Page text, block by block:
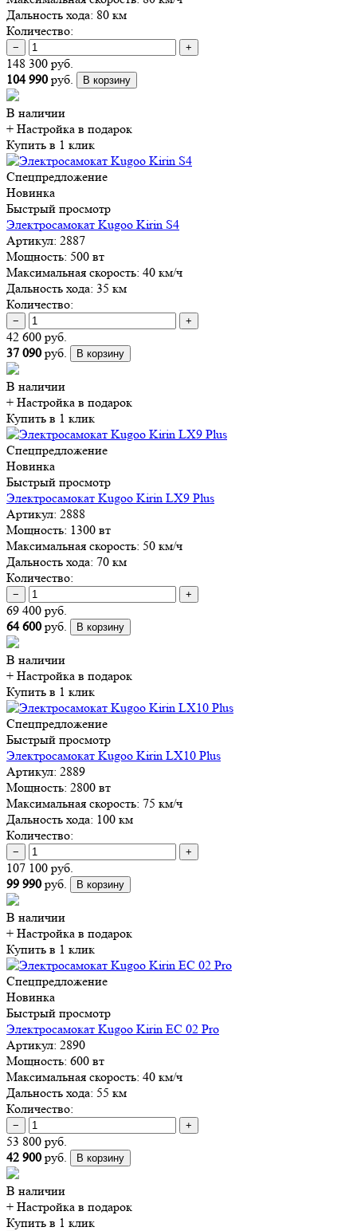
Дальность хода: 80 км
Количество:
− +
148 300 руб.
104 990 руб. В корзину
В наличии
+ Настройка в подарок
Купить в 1 клик
Спецпредложение
Новинка
Быстрый просмотр
Электросамокат Kugoo Kirin S4
Артикул: 2887
Мощность: 500 вт
Максимальная скорость: 40 км/ч
Дальность хода: 35 км
Количество:
− +
42 600 руб.
37 090 руб. В корзину
В наличии
+ Настройка в подарок
Купить в 1 клик
Спецпредложение
Новинка
Быстрый просмотр
Электросамокат Kugoo Kirin LX9 Plus
Артикул: 2888
Мощность: 1300 вт
Максимальная скорость: 50 км/ч
Дальность хода: 70 км
Количество:
− +
69 400 руб.
64 600 руб. В корзину
В наличии
+ Настройка в подарок
Купить в 1 клик
Спецпредложение
Быстрый просмотр
Электросамокат Kugoo Kirin LX10 Plus
Артикул: 2889
Мощность: 2800 вт
Максимальная скорость: 75 км/ч
Дальность хода: 100 км
Количество:
− +
107 100 руб.
99 990 руб. В корзину
В наличии
+ Настройка в подарок
Купить в 1 клик
Спецпредложение
Новинка
Быстрый просмотр
Электросамокат Kugoo Kirin EC 02 Pro
Артикул: 2890
Мощность: 600 вт
Максимальная скорость: 40 км/ч
Дальность хода: 55 км
Количество:
− +
53 800 руб.
42 900 руб. В корзину
В наличии
+ Настройка в подарок
Купить в 1 клик